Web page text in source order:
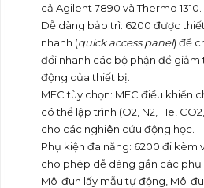
cả Agilent 7890 và Thermo 1310.
Dễ dàng bảo trì: 6200 được
nhanh (quick access panel) để
đổi nhanh các bộ phận để
động của thiết bị.
MFC tùy chọn: MFC điều khiển
có thể lập trình (O2, N2, He,
cho các nghiên cứu động học.
Phụ kiện đa năng: 6200 đi kèm
cho phép dễ dàng gắn các
Mô-đun lấy mẫu tự động, Mô-